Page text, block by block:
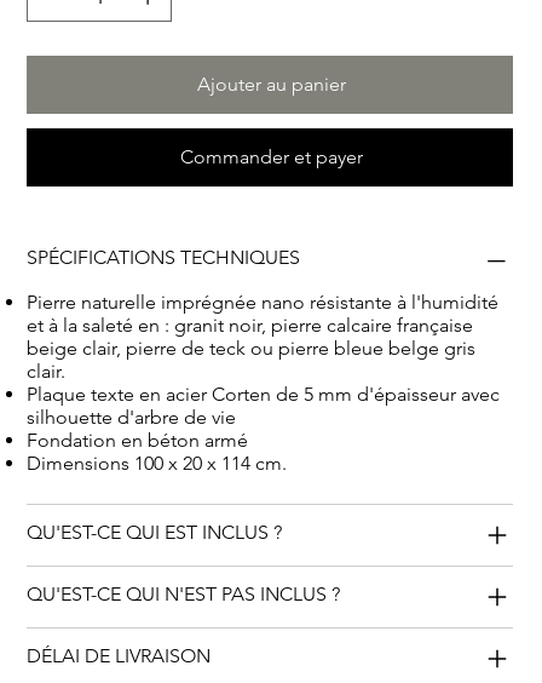
de repos serein dont les proches se souviendront.
Ajouter au panier
Commander et payer
SPÉCIFICATIONS TECHNIQUES
Pierre naturelle imprégnée nano résistante à l'humidité
et à la saleté en : granit noir, pierre calcaire française
beige clair, pierre de teck ou pierre bleue belge gris
clair.
Plaque texte en acier Corten de 5 mm d'épaisseur avec
silhouette d'arbre de vie
Fondation en béton armé
Dimensions 100 x 20 x 114 cm.
QU'EST-CE QUI EST INCLUS ?
QU'EST-CE QUI N'EST PAS INCLUS ?
DÉLAI DE LIVRAISON